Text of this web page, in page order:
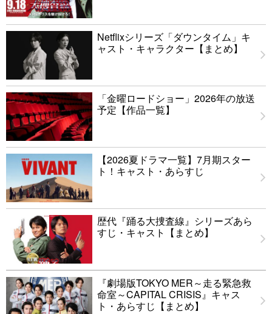
Netflixシリーズ「ダウンタイム」キ
ャスト・キャラクター【まとめ】
「金曜ロードショー」2026年の放送
予定【作品一覧】
【2026夏ドラマ一覧】7月期スター
ト！キャスト・あらすじ
歴代『踊る大捜査線』シリーズあら
すじ・キャスト【まとめ】
『劇場版TOKYO MER～走る緊急救
命室～CAPITAL CRISIS』キャス
ト・あらすじ【まとめ】